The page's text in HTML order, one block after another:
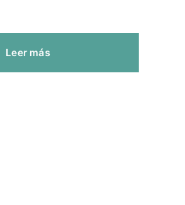
Leer más